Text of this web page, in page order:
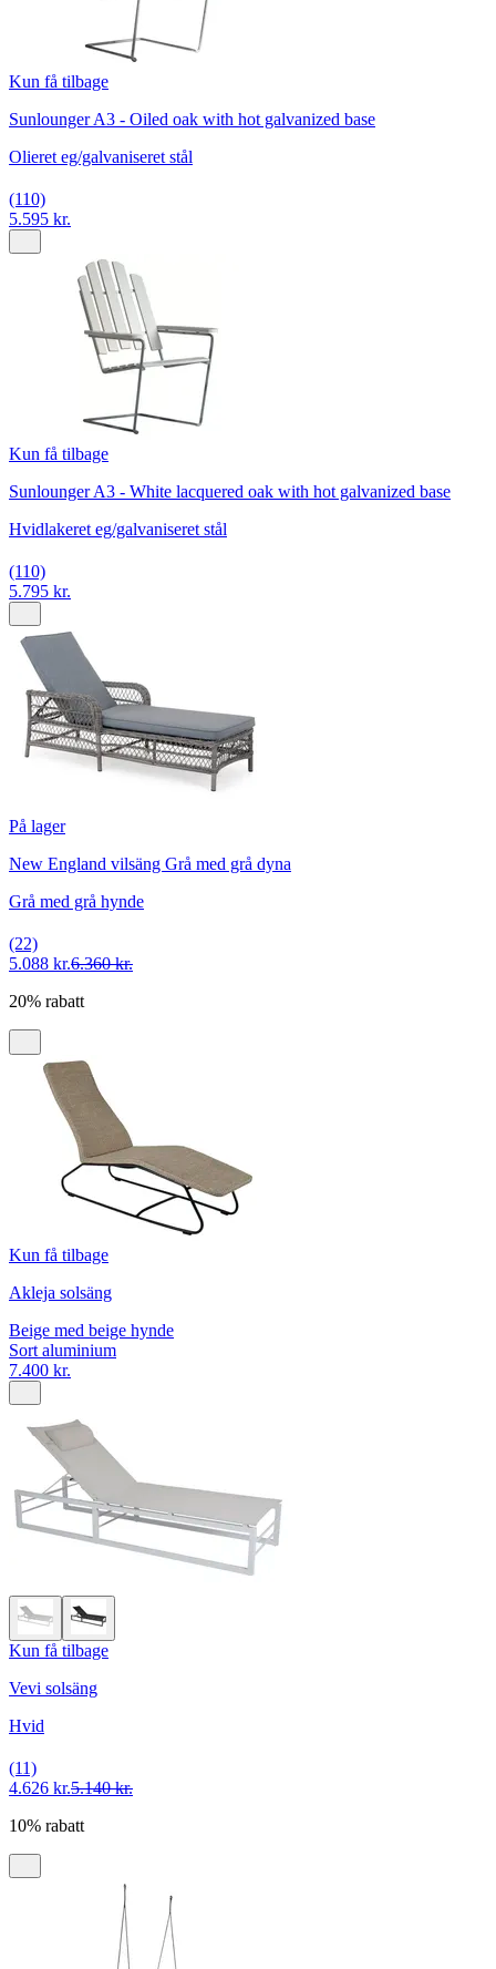
Kun få tilbage
Sunlounger A3 - Oiled oak with hot galvanized base
Olieret eg/galvaniseret stål
(110)
5.595 kr.
Kun få tilbage
Sunlounger A3 - White lacquered oak with hot galvanized base
Hvidlakeret eg/galvaniseret stål
(110)
5.795 kr.
På lager
New England vilsäng Grå med grå dyna
Grå med grå hynde
(22)
5.088 kr.6.360 kr.
20% rabatt
Kun få tilbage
Akleja solsäng
Beige med beige hynde
Sort aluminium
7.400 kr.
Kun få tilbage
Vevi solsäng
Hvid
(11)
4.626 kr.5.140 kr.
10% rabatt